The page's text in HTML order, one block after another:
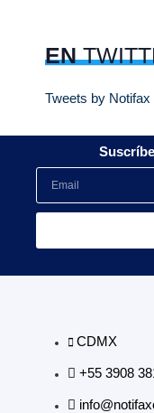
EN
Tweets by Notifax
CDMX
+55 3908